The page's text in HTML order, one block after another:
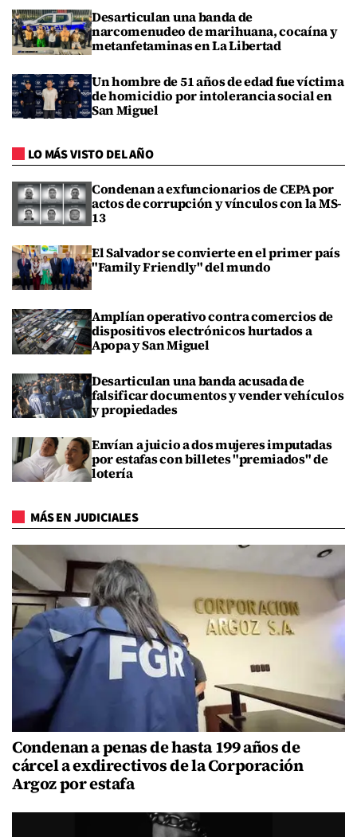
Desarticulan una banda de
narcomenudeo de marihuana, cocaína y
metanfetaminas en La Libertad
Un hombre de 51 años de edad fue víctima
de homicidio por intolerancia social en
San Miguel
LO MÁS VISTO DEL AÑO
Condenan a exfuncionarios de CEPA por
actos de corrupción y vínculos con la MS-
13
El Salvador se convierte en el primer país
"Family Friendly" del mundo
Amplían operativo contra comercios de
dispositivos electrónicos hurtados a
Apopa y San Miguel
Desarticulan una banda acusada de
falsificar documentos y vender vehículos
y propiedades
Envían a juicio a dos mujeres imputadas
por estafas con billetes "premiados" de
lotería
MÁS EN JUDICIALES
Condenan a penas de hasta 199 años de
cárcel a exdirectivos de la Corporación
Argoz por estafa